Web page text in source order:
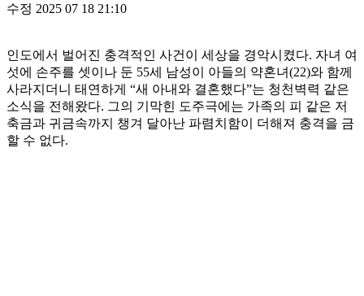
수정 2025 07 18 21:10
인도에서 벌어진 충격적인 사건이 세상을 경악시켰다. 자녀 여
섯에 손주를 셋이나 둔 55세 남성이 아들의 약혼녀(22)와 함께
사라지더니 태연하게 “새 아내와 결혼했다”는 청천벽력 같은
소식을 전해왔다. 그의 기막힌 도주극에는 가족의 피 같은 저
축금과 귀금속까지 챙겨 달아난 파렴치함이 더해져 충격을 금
할 수 없다.